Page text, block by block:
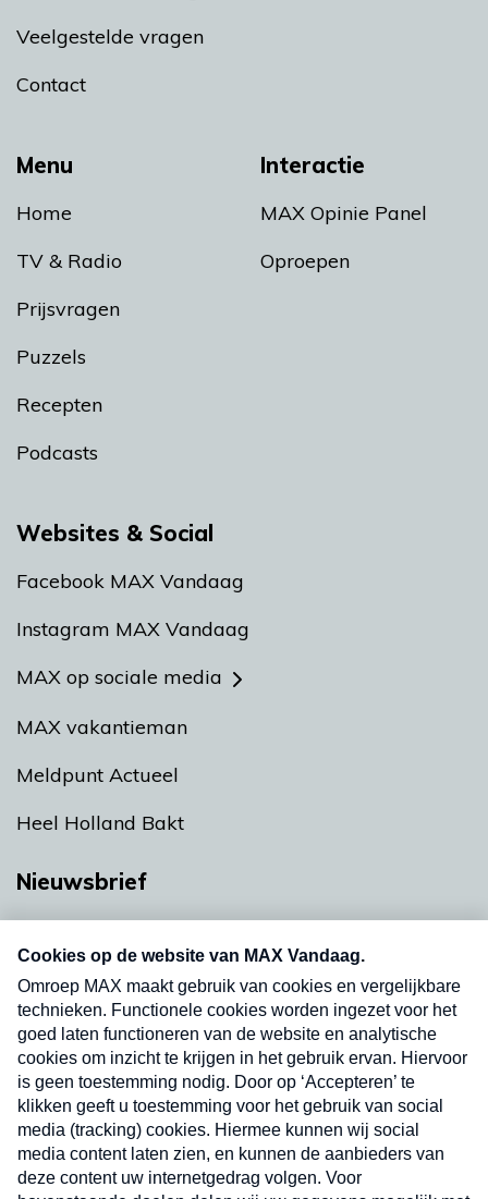
Menu
Home
TV & Radio
Prijsvragen
Puzzels
Recepten
Podcasts
Interactie
MAX Opinie Panel
Oproepen
Veelgestelde vragen
Contact
Websites & Social
Facebook MAX Vandaag
Instagram MAX Vandaag
MAX op sociale media
MAX vakantieman
Meldpunt Actueel
Heel Holland Bakt
Nieuwsbrief
nieuwsbrief. Elke vrijdag- en dinsdagochtend in
uw mailbox.
Verzend